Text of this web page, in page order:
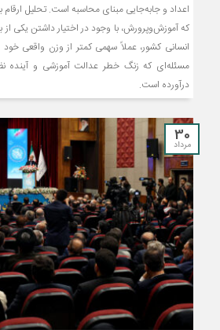
که آموزش‌وپرورش، با وجود در اختیار داشتن یکی
انسانی کشور، عملاً سهمی کمتر از وزن واقعی خود
مسئله‌ای که زنگ خطر عدالت آموزشی و آینده
درآورده است.
30
مرداد